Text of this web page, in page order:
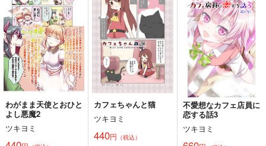
ハチプロデザイン
220円（税込）
オリジナル ゲッP-X
サンプル
GRINP
550円（税込）
オリジナル
千川みなと
桜田ゆうた
サンプル
不埒な契約×君色ステ
ラリウム
ユーリカ
330円（税込）
オリジナル
サンプル
カート
わがまま天使とおひと
よし悪魔2
ツキヨミ
カフェちゃんと猫
ツキヨミ
440円 （税込）
不愛想なカフェ店員に
恋する話3
ツキヨミ